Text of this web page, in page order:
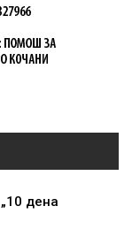
дена